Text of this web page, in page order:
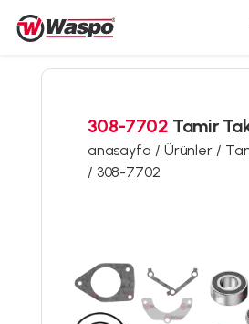
308-7702 Tamir
anasayfa / Ürünler /
/ 308-7702